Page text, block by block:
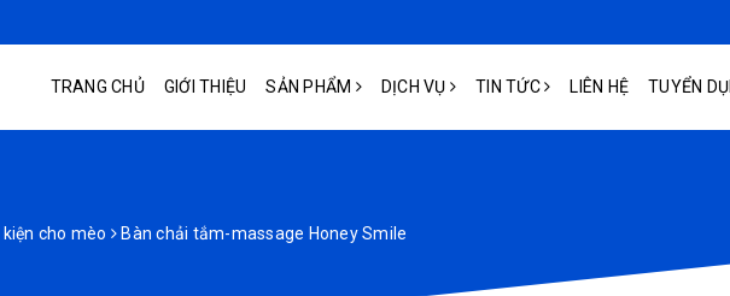
TRANG CHỦ GIỚI THIỆU SẢN PHẨM DỊCH VỤ TIN TỨC LIÊN HỆ TUYỂN
cho mèo Bàn chải tắm-massage Honey Smile